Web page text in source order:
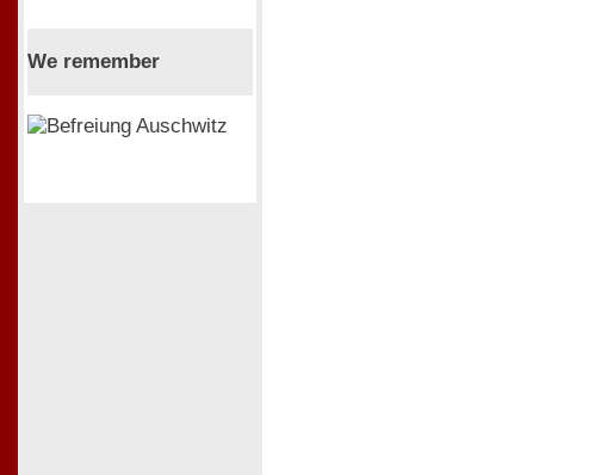
We remember